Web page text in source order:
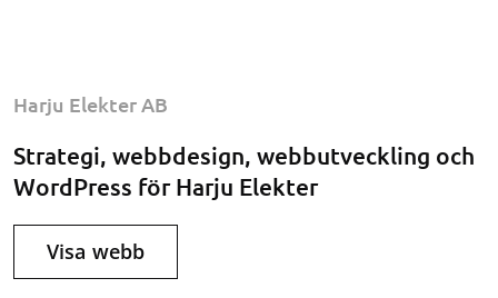
Harju Elekter AB
Strategi, webbdesign, webbutveckling och
WordPress för Harju Elekter
Visa webb